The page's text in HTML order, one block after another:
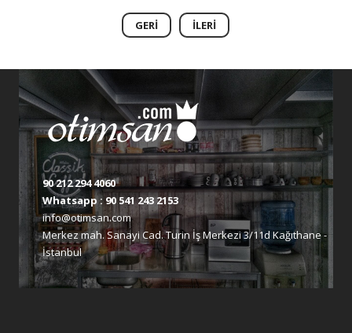
GERI İLERI
90 212 294 4060
Whatsapp : 90 541 243 2153
info@otimsan.com
Merkez mah. Sanayi Cad. Turin İş Merkezi 3/11d Kağıthane -
İstanbul